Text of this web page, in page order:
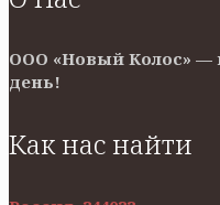
ООО «Новый Колос» —
день!
Как нас найти